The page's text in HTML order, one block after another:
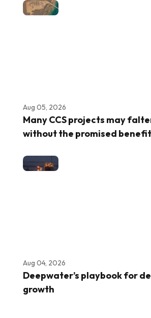
Aug 05, 2026
Many CCS projects may
without the promised
Aug 04, 2026
Deepwater’s playbook for
growth